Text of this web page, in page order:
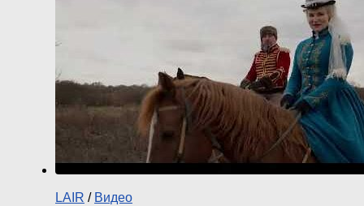
LAIR / Видео